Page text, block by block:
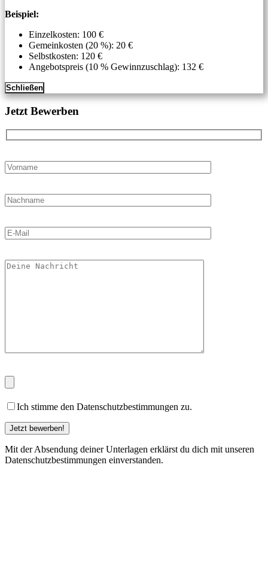
Beispiel:
Einzelkosten: 100 €
Gemeinkosten (20 %): 20 €
Selbstkosten: 120 €
Angebotspreis (10 % Gewinnzuschlag): 132 €
Schließen
Jetzt Bewerben
Ich stimme den Datenschutzbestimmungen zu.
Mit der Absendung deiner Unterlagen erklärst du dich mit unseren
Datenschutzbestimmungen einverstanden.